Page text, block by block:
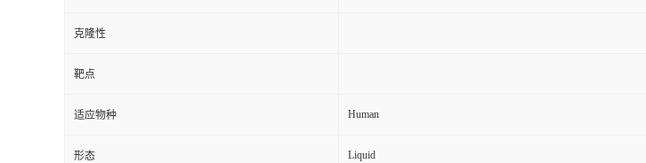
克隆性
靶点
适应物种 Human
形态 Liquid